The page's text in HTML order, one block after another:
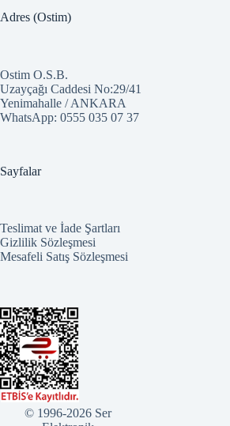
Adres (Ostim)
Ostim O.S.B.
Uzayçağı Caddesi No:29/41
Yenimahalle / ANKARA
WhatsApp: 0555 035 07 37
Sayfalar
Teslimat ve İade Şartları
Gizlilik Sözleşmesi
Mesafeli Satış Sözleşmesi
© 1996-2026 Ser